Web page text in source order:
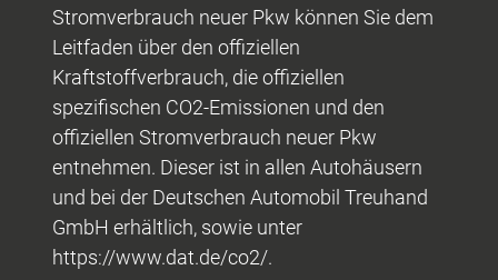
Stromverbrauch neuer Pkw können Sie dem
Leitfaden über den offiziellen
Kraftstoffverbrauch, die offiziellen
spezifischen CO2-Emissionen und den
offiziellen Stromverbrauch neuer Pkw
entnehmen. Dieser ist in allen Autohäusern
und bei der Deutschen Automobil Treuhand
GmbH erhältlich, sowie unter
https://www.dat.de/co2/.